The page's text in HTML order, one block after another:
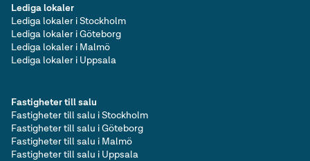
Lediga lokaler
Lediga lokaler i Stockholm
Lediga lokaler i Göteborg
Lediga lokaler i Malmö
Lediga lokaler i Uppsala
Fastigheter till salu
Fastigheter till salu i Stockholm
Fastigheter till salu i Göteborg
Fastigheter till salu i Malmö
Fastigheter till salu i Uppsala